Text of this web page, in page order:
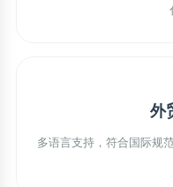
外
多语言支持，符合国际规